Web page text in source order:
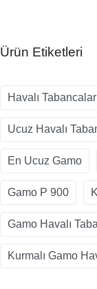
Ürün Etiketleri
Havalı Tabancalar
Ucuz Havalı
En Ucuz Gamo
Gamo P 900
Gamo Havalı
Kurmalı Gamo